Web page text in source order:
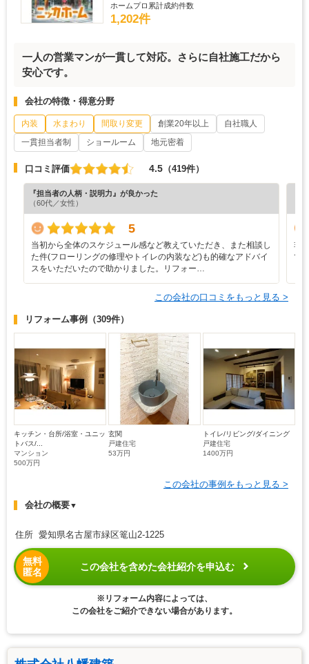
ホームプロ累計成約件数
1,202件
一人の営業マンが一貫して対応。さらに自社施工だから
安心です。
会社の特徴・得意分野
内装 水まわり 間取り変更 創業20年以上
自社職人
一貫担当者制
ショールーム 地元密着
口コミ評価 4.5 （419件）
『担当者の人柄・説明力』が良かった
（60代／女性）
5
当初から全体のスケジュール感など教えていただき、また相談し
た件(フローリングの修理やトイレの内装など)も的確なアドバイ
スをいただいたので助かりました。リフォー…
非
て
この会社の口コミをもっと見る >
リフォーム事例 （309件）
キッチン・台所/浴室・ユニッ
トバス/...
マンション
500万円
玄関
戸建住宅
53万円
トイレ/リビング/ダイニング
戸建住宅
1400万円
この会社の事例をもっと見る >
会社の概要▼
住所 愛知県名古屋市緑区篭山2-1225
無料
匿名
この会社を含めた会社紹介を申込む
※リフォーム内容によっては、
この会社をご紹介できない場合があります。